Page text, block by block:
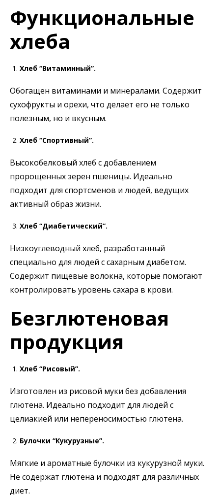
Функциональные
хлеба
Хлеб “Витаминный”.
Обогащен витаминами и минералами. Содержит
сухофрукты и орехи, что делает его не только
полезным, но и вкусным.
Хлеб “Спортивный”.
Высокобелковый хлеб с добавлением
пророщенных зерен пшеницы. Идеально
подходит для спортсменов и людей, ведущих
активный образ жизни.
Хлеб “Диабетический”.
Низкоуглеводный хлеб, разработанный
специально для людей с сахарным диабетом.
Содержит пищевые волокна, которые помогают
контролировать уровень сахара в крови.
Безглютеновая
продукция
Хлеб “Рисовый”.
Изготовлен из рисовой муки без добавления
глютена. Идеально подходит для людей с
целиакией или непереносимостью глютена.
Булочки “Кукурузные”.
Мягкие и ароматные булочки из кукурузной муки.
Не содержат глютена и подходят для различных
диет.